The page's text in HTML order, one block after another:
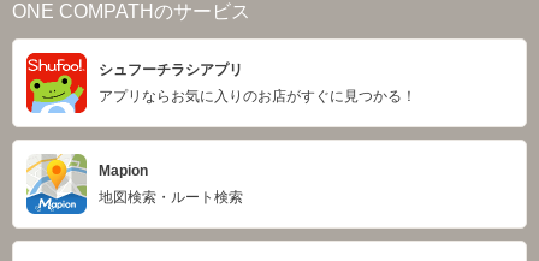
ONE COMPATHのサービス
シュフーチラシアプリ
アプリならお気に入りのお店がすぐに見つかる！
Mapion
地図検索・ルート検索